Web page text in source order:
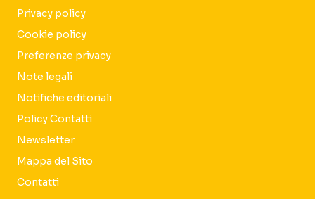
Privacy policy
Cookie policy
Preferenze privacy
Note legali
Notifiche editoriali
Policy Contatti
Newsletter
Mappa del Sito
Contatti